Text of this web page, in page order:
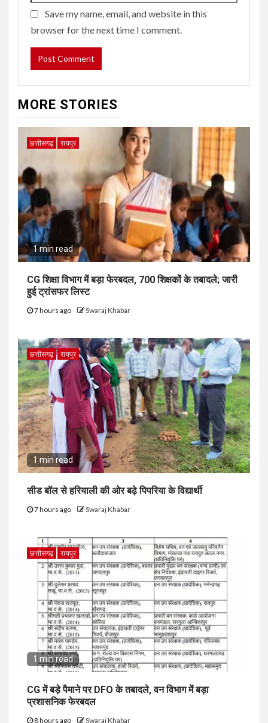
Save my name, email, and website in this
browser for the next time I comment.
MORE STORIES
छत्तीसगढ़ रायपुर
1 min read
CG शिक्षा विभाग में बड़ा फेरबदल, 700 शिक्षकों के तबादले; जारी
हुई ट्रांसफर लिस्ट
7 hours ago Swaraj Khabar
छत्तीसगढ़ रायपुर
1 min read
सीड बॉल से हरियाली की ओर बढ़े पिपरिया के विद्यार्थी
7 hours ago Swaraj Khabar
छत्तीसगढ़ रायपुर
1 min read
CG में बड़े पैमाने पर DFO के तबादले, वन विभाग में बड़ा
प्रशासनिक फेरबदल
8 hours ago Swaraj Khabar